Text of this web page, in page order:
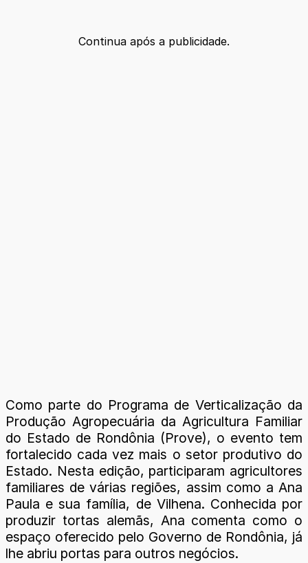
Continua após a publicidade.
Como parte do Programa de Verticalização da
Produção Agropecuária da Agricultura Familiar
do Estado de Rondônia (Prove), o evento tem
fortalecido cada vez mais o setor produtivo do
Estado. Nesta edição, participaram agricultores
familiares de várias regiões, assim como a Ana
Paula e sua família, de Vilhena. Conhecida por
produzir tortas alemãs, Ana comenta como o
espaço oferecido pelo Governo de Rondônia, já
lhe abriu portas para outros negócios.